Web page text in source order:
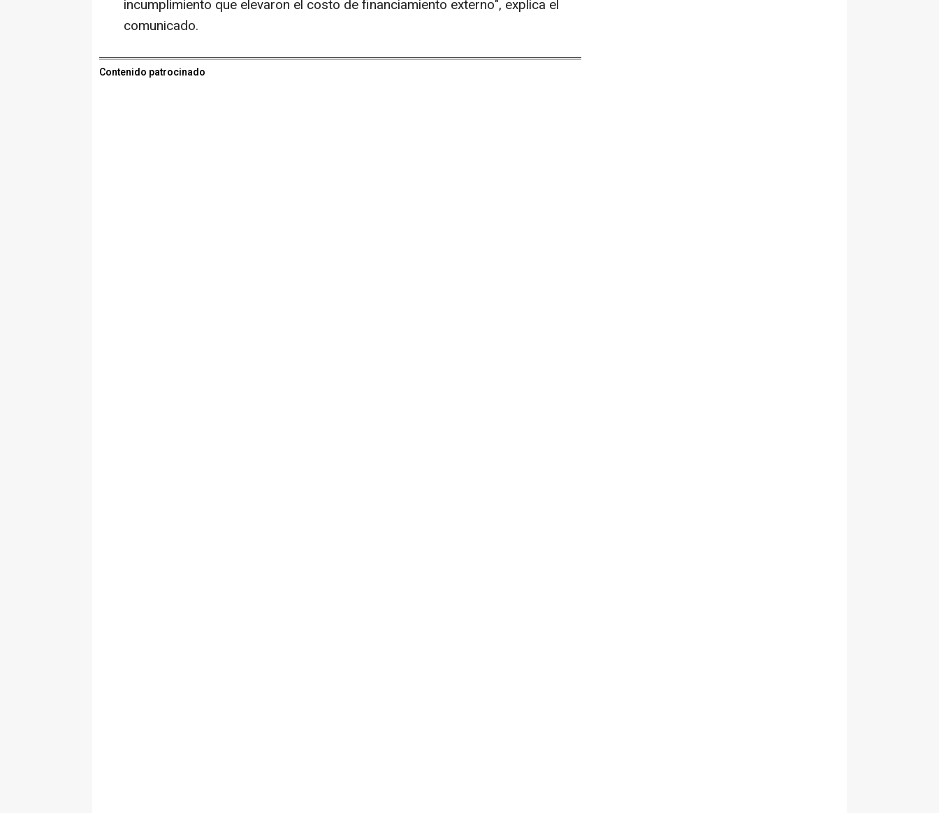
incumplimiento que elevaron el costo de financiamiento externo", explica el
comunicado.
Contenido patrocinado